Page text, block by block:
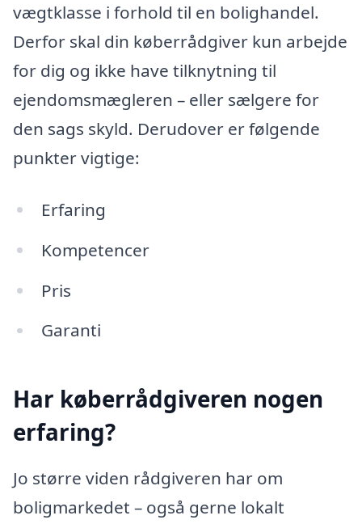
vægtklasse i forhold til en bolighandel.
Derfor skal din køberrådgiver kun arbejde
for dig og ikke have tilknytning til
ejendomsmægleren – eller sælgere for
den sags skyld. Derudover er følgende
punkter vigtige:
Erfaring
Kompetencer
Pris
Garanti
Har køberrådgiveren nogen
erfaring?
Jo større viden rådgiveren har om
boligmarkedet – også gerne lokalt